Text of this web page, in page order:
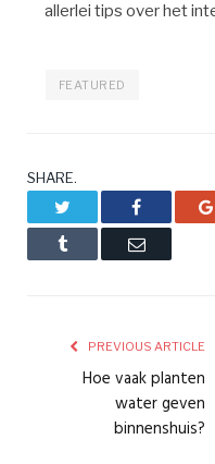
allerlei tips over het
FEATURED
SHARE.
Facebook
Tumblr Email
PREVIOUS ARTICLE
Hoe vaak planten
water geven
binnenshuis?